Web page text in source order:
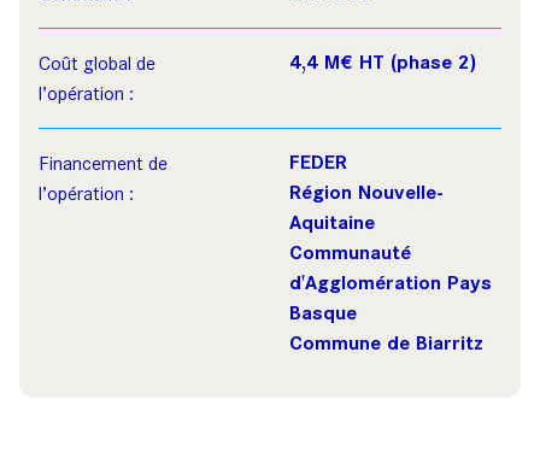
Coût global de
l’opération :
4,4 M€ HT (phase 2)
Financement de
l’opération :
FEDER
Région Nouvelle-
Aquitaine
Communauté
d'Agglomération Pays
Basque
Commune de Biarritz